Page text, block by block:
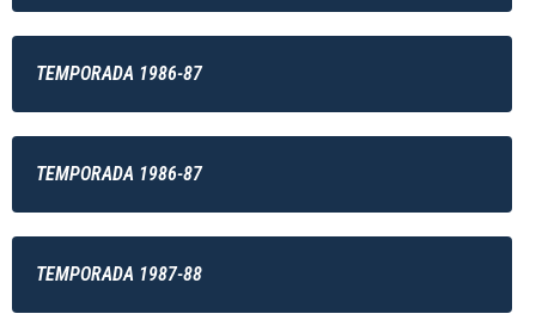
TEMPORADA 1986-87
TEMPORADA 1986-87
TEMPORADA 1987-88